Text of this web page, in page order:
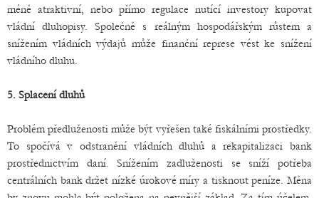
méně atraktivní, nebo přímo regulace nutící investory kupovat
vládní dluhopisy. Společně s reálným hospodářským růstem a
snížením vládních výdajů může finanční represe vést ke snížení
vládního dluhu.
5. Splacení dluhů
Problém předluženosti může být vyřešen také fiskálními prostředky.
To spočívá v odstranění vládních dluhů a rekapitalizaci bank
prostřednictvím daní. Snížením zadluženosti se sníží potřeba
centrálních bank držet nízké úrokové míry a tisknout peníze. Měna